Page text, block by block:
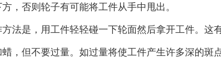
，否则轮子有可能将工件从手中甩出。
是，用工件轻轻碰一下轮面然后拿开工件。这有
但不要过量。如过量将使工件产生许多深的斑